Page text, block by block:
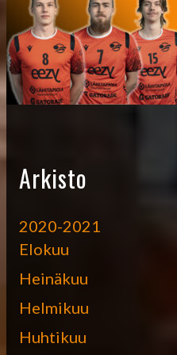
Arkisto
2020-2021
Elokuu
Heinäkuu
Helmikuu
Huhtikuu